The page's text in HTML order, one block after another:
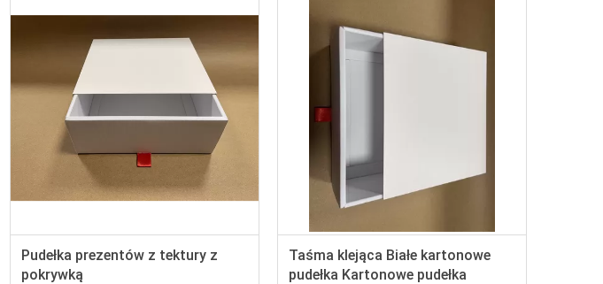
Pudełka prezentów z tektury z
pokrywką
Taśma klejąca Białe kartonowe
pudełka Kartonowe pudełka